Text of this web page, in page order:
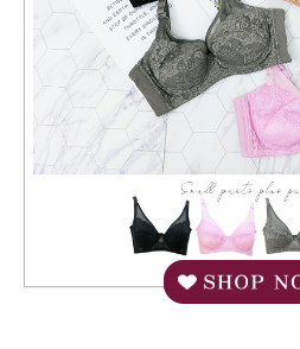
宅配/離島不配送
每筆NT$80，滿NT$890(含以上)免運費
黑貓貨到付款
每筆NT$120
國家/地區配送